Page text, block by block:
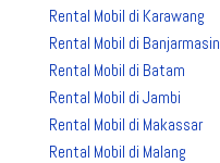
Rental Mobil di Karawang
Rental Mobil di Banjarmasin
Rental Mobil di Batam
Rental Mobil di Jambi
Rental Mobil di Makassar
Rental Mobil di Malang